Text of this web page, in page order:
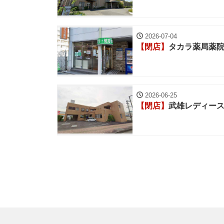
2026-07-04
【閉店】 タカラ薬局薬院
2026-06-25
【閉店】 武雄レディー